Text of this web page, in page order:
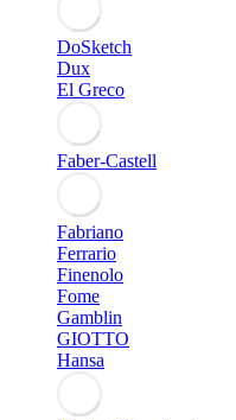
DoSketch
Dux
El Greco
Faber-Castell
Fabriano
Ferrario
Finenolo
Fome
Gamblin
GIOTTO
Hansa